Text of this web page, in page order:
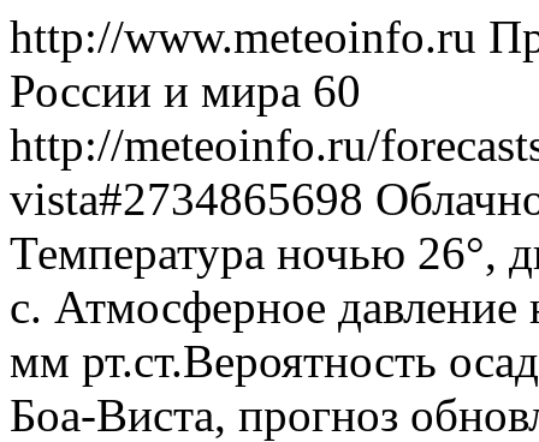
http://www.meteoinfo.ru
России и мира 60
http://meteoinfo.ru/
vista#2734865698
Температура ночью 26°,
с. Атмосферное
мм рт.ст.Вероятность
Боа-Виста, прогноз